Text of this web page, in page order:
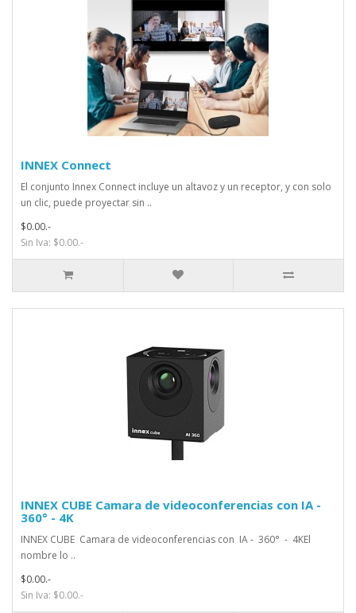
INNEX Connect
El conjunto Innex Connect incluye un altavoz y un receptor, y con solo
un clic, puede proyectar sin ..
$0.00.-
Sin Iva: $0.00.-
INNEX CUBE Camara de videoconferencias con IA -
360° - 4K
INNEX CUBE Camara de videoconferencias con IA - 360° - 4KEl
nombre lo ..
$0.00.-
Sin Iva: $0.00.-